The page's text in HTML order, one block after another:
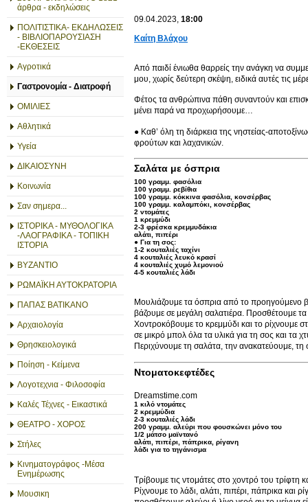
άρθρα - εκδηλώσεις
ΠΟΛΙΤΙΣΤΙΚΑ- ΕΚΔΗΛΩΣΕΙΣ
- ΒΙΒΛΙΟΠΑΡΟΥΣΙΑΣΗ
-ΕΚΘΕΣΕΙΣ
Αγροτικά
Γαστρονομία - Διατροφή
ΟΜΙΛΙΕΣ
Αθλητικά
Υγεία
ΔΙΚΑΙΟΣΥΝΗ
Κοινωνία
Σαν σημερα...
ΙΣΤΟΡΙΚΑ - ΜΥΘΟΛΟΓΙΚΑ
-ΛΑΟΓΡΑΦΙΚΑ - ΤΟΠΙΚΗ
ΙΣΤΟΡΙΑ
ΒΥΖΑΝΤΙΟ
ΡΩΜΑΪΚΗ ΑΥΤΟΚΡΑΤΟΡΙΑ
ΠΑΠΑΣ ΒΑΤΙΚΑΝΟ
Αρχαιολογία
Θρησκειολογικά
Ποίηση - Κείμενα
Λογοτεχνια - Φιλοσοφία
Καλές Τέχνες - Εικαστικά
ΘΕΑΤΡΟ - ΧΟΡΟΣ
Στήλες
Κινηματογράφος -Μέσα
Ενημέρωσης
Μουσικη
09.04.2023, 18:00
Καίτη Βλάχου
Από παιδί ένιωθα θαρρείς την ανάγκη να
μου, χωρίς δεύτερη σκέψη, ειδικά αυτές τις
Φέτος τα ανθρώπινα πάθη συναντούν και
μένει παρά να προχωρήσουμε…
● Καθ’ όλη τη διάρκεια της νηστείας-
φρούτων και λαχανικών.
Σαλάτα με όσπρια
100 γραμμ. φασόλια
100 γραμμ. ρεβίθια
100 γραμμ. κόκκινα φασόλια, κονσέρβας
100 γραμμ. καλαμπόκι, κονσέρβας
2 ντομάτες
1 κρεμμύδι
2-3 φρέσκα κρεμμυδάκια
αλάτι, πιπέρι
● Για τη σος:
1-2 κουταλιές ταχίνι
4 κουταλιές λευκό κρασί
4 κουταλιές χυμό λεμονιού
4-5 κουταλιές λάδι
Μουλιάζουμε τα όσπρια από το προηγούμενο
βάζουμε σε μεγάλη σαλατιέρα. Προσθέτουμε
Χοντροκόβουμε το κρεμμύδι και το ρίχνουμε
σε μικρό μπολ όλα τα υλικά για τη σος και τα
Περιχύνουμε τη σαλάτα, την ανακατεύουμε,
Ντοματοκεφτέδες
Dreamstime.com
1 κιλό ντομάτες
2 κρεμμύδια
2-3 κουταλιές λάδι
200 γραμμ. αλεύρι που φουσκώνει μόνο του
1/2 μάτσο μαϊντανό
αλάτι, πιπέρι, πάπρικα, ρίγανη
λάδι για το τηγάνισμα
Τρίβουμε τις ντομάτες στο χοντρό του τρίφτη
Ρίχνουμε το λάδι, αλάτι, πιπέρι, πάπρικα και